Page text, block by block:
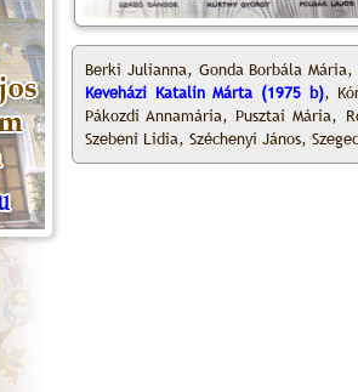
Berki Julianna, Gonda Borbála
Keveházi Katalin Márta (1975 b),
Pákozdi Annamária, Pusztai Mária,
Szebeni Lidia, Széchenyi János,